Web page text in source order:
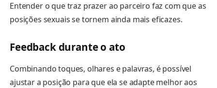
Entender o que traz prazer ao parceiro faz com que as
posições sexuais se tornem ainda mais eficazes.
Feedback durante o ato
Combinando toques, olhares e palavras, é possível
ajustar a posição para que ela se adapte melhor aos